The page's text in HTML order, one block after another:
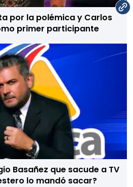
por la polémica y Carlos
primer participante
Basañez que sacude a TV
lo mandó sacar?